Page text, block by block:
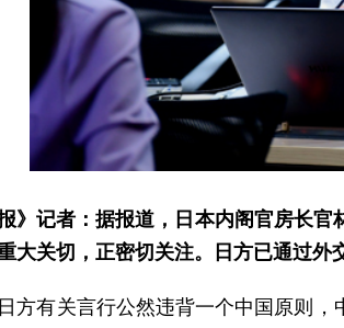
报》记者：据报道，日本内阁官房长
大关切，正密切关注。日方已通过
方有关言行公然违背一个中国原则